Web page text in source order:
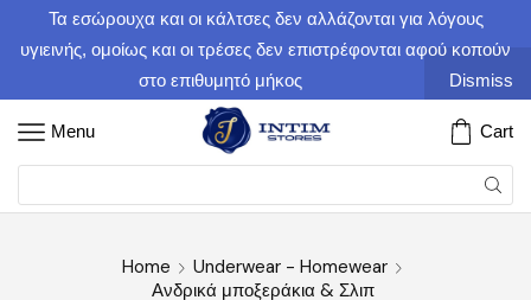
Τα εσώρουχα και οι κάλτσες δεν αλλάζονται για λόγους
υγιεινής, ομοίως και οι τρέσες δεν επιστρέφονται αφού κοπούν
στο επιθυμητό μήκος
Dismiss
Menu Cart
Home
Underwear - Homewear
Ανδρικά μποξεράκια & Σλιπ